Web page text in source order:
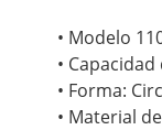
• Modelo
•
• Forma:
• Material